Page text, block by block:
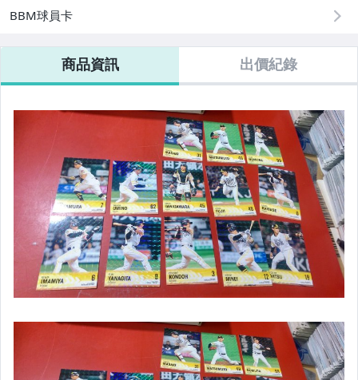
BBM球員卡
商品資訊 出價紀錄